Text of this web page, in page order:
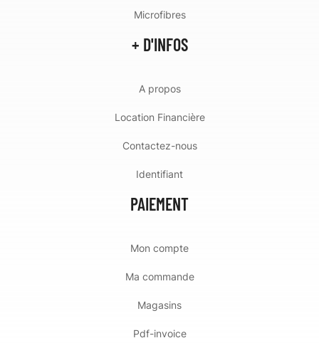
Microfibres
+ D'INFOS
A propos
Location Financière
Contactez-nous
Identifiant
PAIEMENT
Mon compte
Ma commande
Magasins
Pdf-invoice